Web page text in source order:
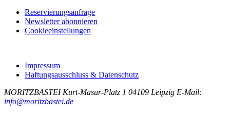
Reservierungsanfrage
Newsletter abonnieren
Cookieeinstellungen
Impressum
Haftungsausschluss & Datenschutz
MORITZBASTEI Kurt-Masur-Platz 1 04109 Leipzig E-Mail:
info@moritzbastei.de